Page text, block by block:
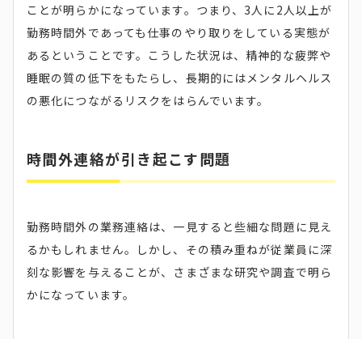
ことが明らかになっています。つまり、3人に2人以上が
勤務時間外であっても仕事のやり取りをしている実態が
あるということです。こうした状況は、精神的な疲弊や
睡眠の質の低下をもたらし、長期的にはメンタルヘルス
の悪化につながるリスクをはらんでいます。
時間外連絡が引き起こす問題
勤務時間外の業務連絡は、一見すると些細な問題に見え
るかもしれません。しかし、その積み重ねが従業員に深
刻な影響を与えることが、さまざまな研究や調査で明ら
かになっています。